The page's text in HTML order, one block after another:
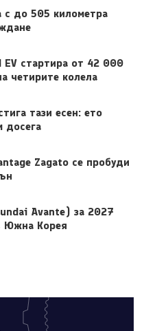
с до 505 километра
EV стартира от 42 000
четирите колела
тази есен: ето
досега
Zagato се пробуди
Avante) за 2027
Южна Корея